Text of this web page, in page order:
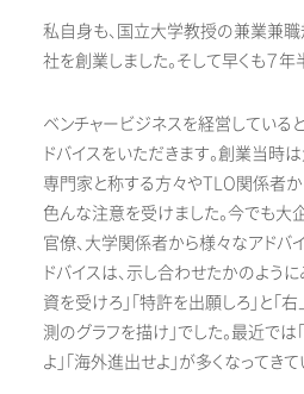
私自身も、国立大学教授の兼業兼
社を創業しました。そして早くも７年
ベンチャービジネスを経営している
ドバイスをいただきます。創業当時
専門家と称する方々やTLO関係者か
色んな注意を受けました。今でも
官僚、大学関係者から様々なアドバ
ドバイスは、示し合わせたかのよう
資を受けろ」「特許を出願しろ」と「
測のグラフを描け」でした。最近で
よ」「海外進出せよ」が多くなってきて